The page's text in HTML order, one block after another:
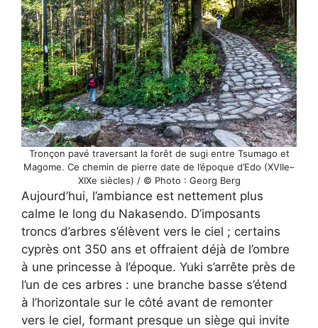
Tronçon pavé traversant la forêt de sugi entre Tsumago et
Magome. Ce chemin de pierre date de l’époque d’Edo (XVIIe–
XIXe siècles) / © Photo : Georg Berg
Aujourd’hui, l’ambiance est nettement plus
calme le long du Nakasendo. D’imposants
troncs d’arbres s’élèvent vers le ciel ; certains
cyprès ont 350 ans et offraient déjà de l’ombre
à une princesse à l’époque. Yuki s’arrête près de
l’un de ces arbres : une branche basse s’étend
à l’horizontale sur le côté avant de remonter
vers le ciel, formant presque un siège qui invite